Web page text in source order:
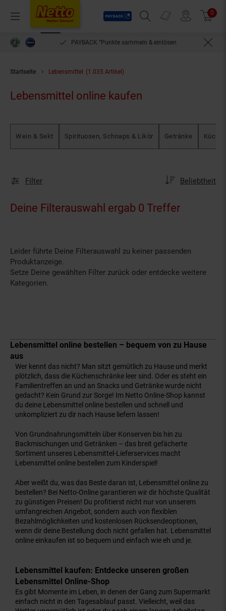
Menü
Payback
Suchfeld einblenden
Prospekte 0
PAYBACK °Punkte sammeln & einlösen
Startseite Lebensmittel (1.035 Artikel)
Lebensmittel online kaufen
Wein & Sekt Spirituosen, Schnaps & Likör Getränke
Filter Sortierung:
Beliebtheit
Deine Filterauswahl ergab 0 Treffer
Leider führte Deine Filterauswahl zu keiner passenden
Produktanzeige.
Setze Deine gewählten Filter zurück oder entdecke weitere
Kategorien.
Lebensmittel online bestellen – bequem von zu Hause
aus
Wer kennt das nicht? Man sitzt gemütlich zu Hause und merkt
plötzlich, dass die Küchenschränke leer sind. Oder es steht ein
Familientreffen an und an Snacks und Getränke wurde nicht
gedacht? Kein Grund zur Sorge! Im Netto Online-Shop kannst
du deine Lebensmittel online bestellen und schnell und
unkompliziert zu dir nach Hause liefern lassen!
Von Grundnahrungsmitteln über Konserven bis hin zu
Backmischungen und Getränken – das breit gefächerte
Sortiment unseres Lebensmittel-Lieferservices macht
Lebensmittel online bestellen zum Kinderspiel!
Aber weißt du, was das Beste daran ist, Lebensmittel online zu
bestellen? Bei Netto-Online garantieren wir dir höchste Qualität
zu günstigen Preisen! Du profitierst nicht nur von unserem
umfangreichen Angebot, sondern auch von flexiblen
Bezahlmöglichkeiten und kostenlosen Rücksendeoptionen,
wenn dir deine Bestellung doch nicht gefallen hat. Lebensmittel
online einkaufen ist so bequem und einfach wie eh und je.
Lebensmittel kaufen: Entdecke unseren großen
Lebensmittel Online-Shop
Es gibt Momente im Leben, in denen der Gang zum Supermarkt
einfach nicht in den Tagesablauf passt. Vielleicht, weil das